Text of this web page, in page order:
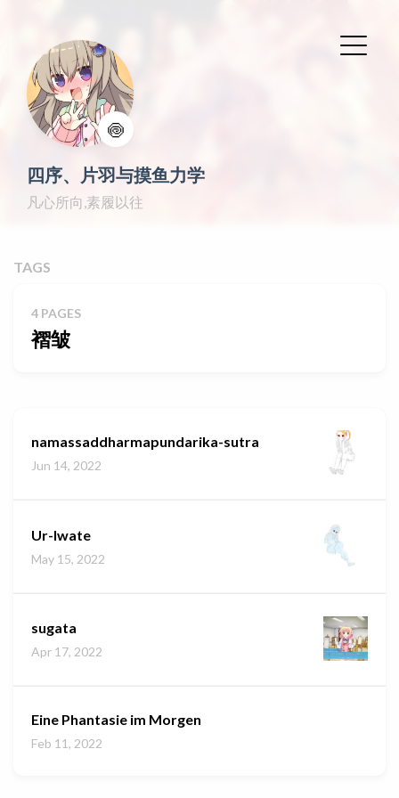
🍥
四序、片羽与摸鱼力学
凡心所向,素履以往
TAGS
4 PAGES
褶皱
namassaddharmapundarika-sutra
Jun 14, 2022
Ur-Iwate
May 15, 2022
sugata
Apr 17, 2022
Eine Phantasie im Morgen
Feb 11, 2022